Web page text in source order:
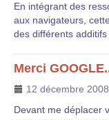
En intégrant des
aux navigateurs,
des différents
Merci
12 décembre 2008
Devant me déplacer